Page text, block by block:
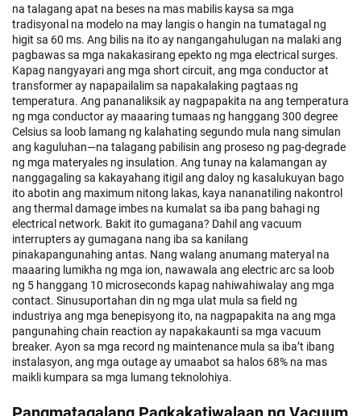
na talagang apat na beses na mas mabilis kaysa sa mga
tradisyonal na modelo na may langis o hangin na tumatagal ng
higit sa 60 ms. Ang bilis na ito ay nangangahulugan na malaki ang
pagbawas sa mga nakakasirang epekto ng mga electrical surges.
Kapag nangyayari ang mga short circuit, ang mga conductor at
transformer ay napapailalim sa napakalaking pagtaas ng
temperatura. Ang pananaliksik ay nagpapakita na ang temperatura
ng mga conductor ay maaaring tumaas ng hanggang 300 degree
Celsius sa loob lamang ng kalahating segundo mula nang simulan
ang kaguluhan—na talagang pabilisin ang proseso ng pag-degrade
ng mga materyales ng insulation. Ang tunay na kalamangan ay
nanggagaling sa kakayahang itigil ang daloy ng kasalukuyan bago
ito abotin ang maximum nitong lakas, kaya nananatiling nakontrol
ang thermal damage imbes na kumalat sa iba pang bahagi ng
electrical network. Bakit ito gumagana? Dahil ang vacuum
interrupters ay gumagana nang iba sa kanilang
pinakapangunahing antas. Nang walang anumang materyal na
maaaring lumikha ng mga ion, nawawala ang electric arc sa loob
ng 5 hanggang 10 microseconds kapag nahiwahiwalay ang mga
contact. Sinusuportahan din ng mga ulat mula sa field ng
industriya ang mga benepisyong ito, na nagpapakita na ang mga
pangunahing chain reaction ay napakakaunti sa mga vacuum
breaker. Ayon sa mga record ng maintenance mula sa iba’t ibang
instalasyon, ang mga outage ay umaabot sa halos 68% na mas
maikli kumpara sa mga lumang teknolohiya.